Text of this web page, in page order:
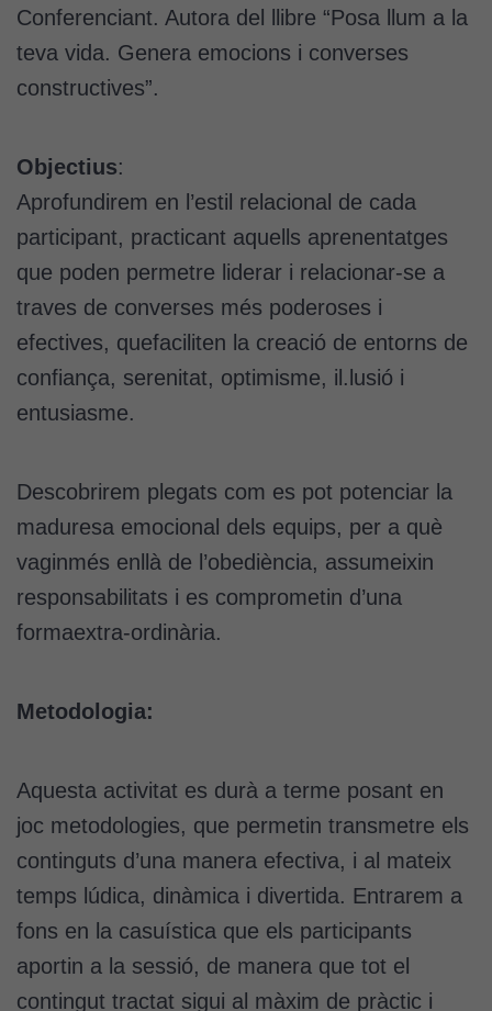
Conferenciant. Autora del llibre “Posa llum a la
teva vida. Genera emocions i converses
constructives”.
Objectius:
Aprofundirem en l’estil relacional de cada
participant, practicant aquells aprenentatges
que poden permetre liderar i relacionar-se a
traves de converses més poderoses i
efectives, quefaciliten la creació de entorns de
confiança, serenitat, optimisme, il.lusió i
entusiasme.
Descobrirem plegats com es pot potenciar la
maduresa emocional dels equips, per a què
vaginmés enllà de l’obediència, assumeixin
responsabilitats i es comprometin d’una
formaextra-ordinària.
Metodologia:
Aquesta activitat es durà a terme posant en
joc metodologies, que permetin transmetre els
continguts d’una manera efectiva, i al mateix
temps lúdica, dinàmica i divertida. Entrarem a
fons en la casuística que els participants
aportin a la sessió, de manera que tot el
contingut tractat sigui al màxim de pràctic i